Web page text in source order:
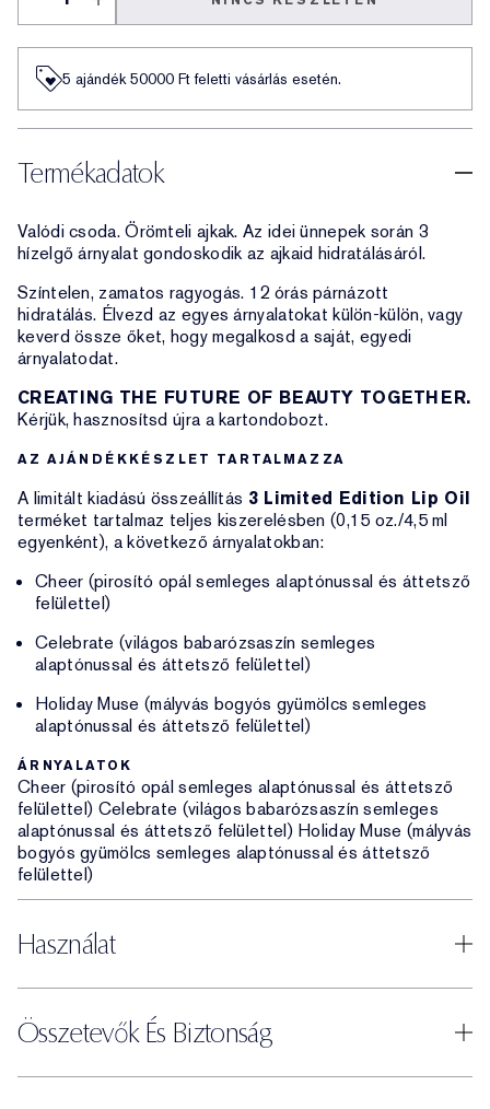
5 ajándék 50000​ Ft feletti vásárlás esetén.
Termékadatok
Valódi csoda. Örömteli ajkak. Az idei ünnepek során 3
hízelgő árnyalat gondoskodik az ajkaid hidratálásáról.
Színtelen, zamatos ragyogás. 12 órás párnázott
hidratálás. Élvezd az egyes árnyalatokat külön-külön, vagy
keverd össze őket, hogy megalkosd a saját, egyedi
árnyalatodat.
CREATING THE FUTURE OF BEAUTY TOGETHER.
Kérjük, hasznosítsd újra a kartondobozt.
AZ AJÁNDÉKKÉSZLET TARTALMAZZA
A limitált kiadású összeállítás 3 Limited Edition Lip Oil
terméket tartalmaz teljes kiszerelésben (0,15 oz./4,5 ml
egyenként), a következő árnyalatokban:
Cheer (pirosító opál semleges alaptónussal és áttetsző
felülettel)
Celebrate (világos babarózsaszín semleges
alaptónussal és áttetsző felülettel)
Holiday Muse (mályvás bogyós gyümölcs semleges
alaptónussal és áttetsző felülettel)
ÁRNYALATOK
Cheer (pirosító opál semleges alaptónussal és áttetsző
felülettel) Celebrate (világos babarózsaszín semleges
alaptónussal és áttetsző felülettel) Holiday Muse (mályvás
bogyós gyümölcs semleges alaptónussal és áttetsző
felülettel)
Használat
Összetevők És Biztonság